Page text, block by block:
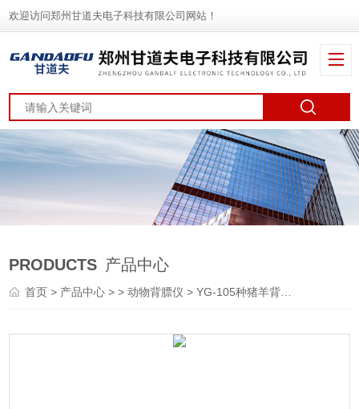
欢迎访问郑州甘道夫电子科技有限公司网站！
PRODUCTS 产品中心
首页> 产品中心 > >动物背膘仪 > YG-105种猪羊背膘仪价格背膘眼肌测量仪参数报价